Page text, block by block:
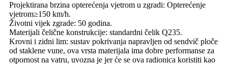
Projektirana brzina opterećenja vjetrom u zgradi: Opterećenje
vjetrom≥150 km/h.
Životni vijek zgrade: 50 godina.
Materijali čelične konstrukcije: standardni čelik Q235.
Krovni i zidni lim: sustav pokrivanja napravljen od sendvič ploče
od staklene vune, ova vrsta materijala ima dobre performanse za
otpornost na vatru, uvozna je jer će se ova radionica koristiti kao